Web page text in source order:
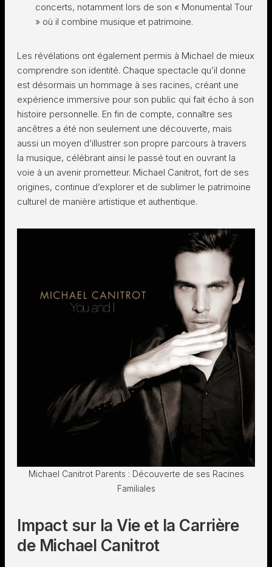
concerts, notamment lors de son « Monumental Tour
» où il combine musique et patrimoine.
Les révélations ont également permis à Michael de mieux
comprendre son identité. Chaque spectacle qu’il donne
est désormais un hommage à ses racines, créant une
expérience immersive pour son public qui fait écho à son
histoire personnelle. En fin de compte, connaître ses
ancêtres a été non seulement une découverte, mais
aussi un moyen d’illustrer son propre parcours à travers
la musique, célébrant ainsi le passé tout en ouvrant la
voie à un avenir prometteur. Michael Canitrot, fort de ses
origines, continue d’explorer et de sublimer le patrimoine
culturel de manière artistique et authentique.
Michael Canitrot Parents : Découverte de ses Racines
Familiales
Impact sur la Vie et la Carrière
de Michael Canitrot